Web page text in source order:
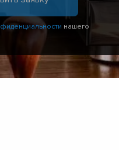
нашего